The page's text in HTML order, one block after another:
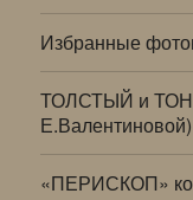
Избранные
ТОЛСТЫЙ и
Е.Валентиновой)
«ПЕРИСКОП»